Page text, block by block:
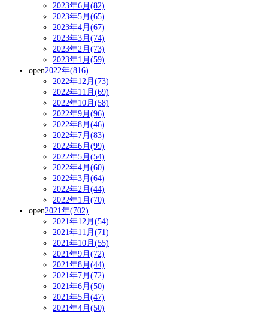
2023年6月(82)
2023年5月(65)
2023年4月(67)
2023年3月(74)
2023年2月(73)
2023年1月(59)
open2022年(816)
2022年12月(73)
2022年11月(69)
2022年10月(58)
2022年9月(96)
2022年8月(46)
2022年7月(83)
2022年6月(99)
2022年5月(54)
2022年4月(60)
2022年3月(64)
2022年2月(44)
2022年1月(70)
open2021年(702)
2021年12月(54)
2021年11月(71)
2021年10月(55)
2021年9月(72)
2021年8月(44)
2021年7月(72)
2021年6月(50)
2021年5月(47)
2021年4月(50)